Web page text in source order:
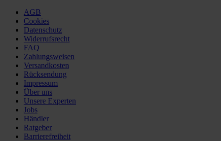
AGB
Cookies
Datenschutz
Widerrufsrecht
FAQ
Zahlungsweisen
Versandkosten
Rücksendung
Impressum
Über uns
Unsere Experten
Jobs
Händler
Ratgeber
Barrierefreiheit